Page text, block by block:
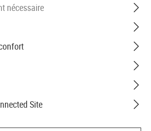
AWP Bolt-Action
40rds
nécessaire
Site